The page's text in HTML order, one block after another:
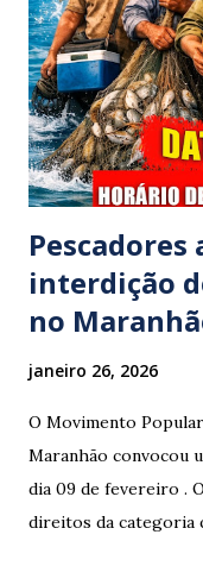
interior do veículo.
moradores locais
Coco", de Santa
prestar assistência
Polícia Rodoviária
ocorrênc...
interdição
no
janeiro 26, 2026
O Movimento
Maranhão convocou
dia 09 de fevereiro .
direitos da categoria